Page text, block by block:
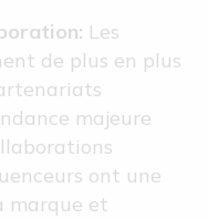
Les
de plus en plus
majeure
ont une
marque et